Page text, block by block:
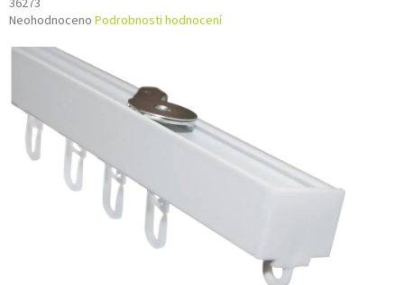
36273
Průměrné
z
hvězdiček.
Neohodnoceno Podrobnosti hodnocení